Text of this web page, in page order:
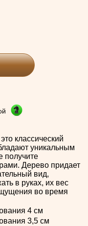
классический
уникальным
получите
Дерево придает
вид,
в руках, их вес
во время
4 см
3,5 см